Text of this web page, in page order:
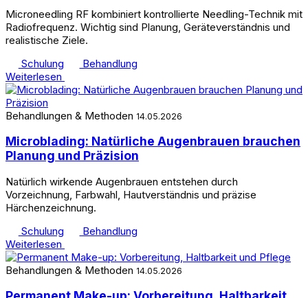
Microneedling RF kombiniert kontrollierte Needling-Technik mit
Radiofrequenz. Wichtig sind Planung, Geräteverständnis und
realistische Ziele.
Schulung
Behandlung
Weiterlesen
Behandlungen & Methoden 14.05.2026
Microblading: Natürliche Augenbrauen brauchen
Planung und Präzision
Natürlich wirkende Augenbrauen entstehen durch
Vorzeichnung, Farbwahl, Hautverständnis und präzise
Härchenzeichnung.
Schulung
Behandlung
Weiterlesen
Behandlungen & Methoden 14.05.2026